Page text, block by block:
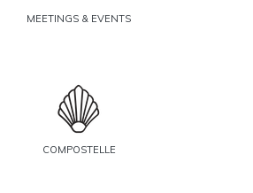
MEETINGS & EVENTS
COMPOSTELLE